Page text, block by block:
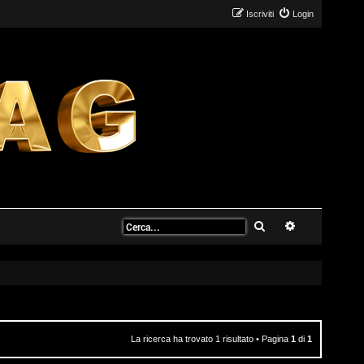
Login
Iscriviti
Cerca
La ricerca ha trovato 1 risultato • Pagina 1 di 1